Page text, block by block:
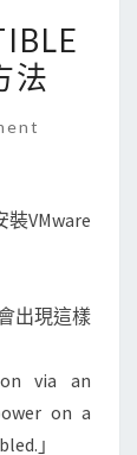
法
裝VMware
出現這樣
via an
on a
」